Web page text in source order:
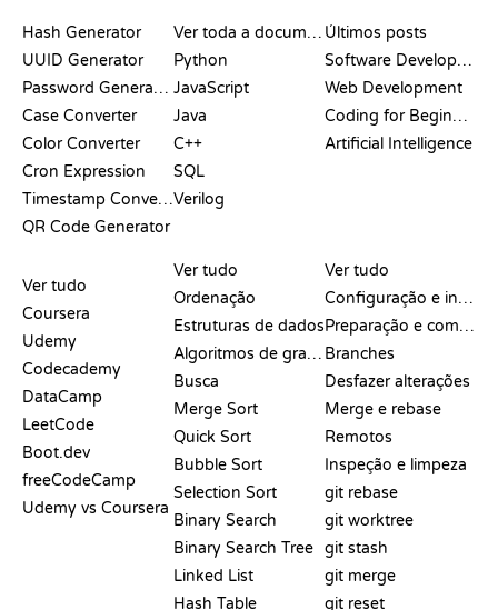
Hash Generator
UUID Generator
Password Generator
Case Converter
Color Converter
Cron Expression
Timestamp Converter
QR Code Generator
Ver toda a documentação
Python
JavaScript
Java
C++
SQL
Verilog
Últimos posts
Software Development
Web Development
Coding for Beginners
Artificial Intelligence
Ver tudo
Coursera
Udemy
Codecademy
DataCamp
LeetCode
Boot.dev
freeCodeCamp
Udemy vs Coursera
Ver tudo
Ordenação
Estruturas de dados
Algoritmos de grafos
Busca
Merge Sort
Quick Sort
Bubble Sort
Selection Sort
Binary Search
Binary Search Tree
Linked List
Hash Table
Ver tudo
Configuração e início
Preparação e commit
Branches
Desfazer alterações
Merge e rebase
Remotos
Inspeção e limpeza
git rebase
git worktree
git stash
git merge
git reset